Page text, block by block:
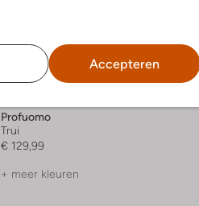
Accepteren
Profuomo
Trui
€ 129,99
+ meer kleuren